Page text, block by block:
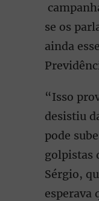
se os
ainda
“Isso
desistiu
pode
golpistas
Sérgio,
esperava